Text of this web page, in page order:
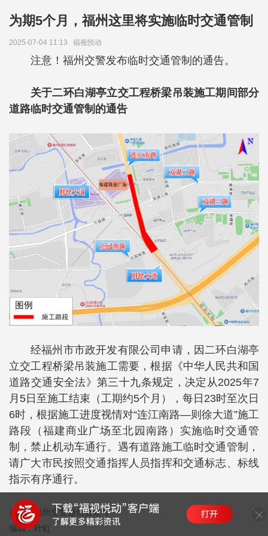
为期5个月，福州这里将实施临时交通管制
2025-07-04 11:13 福视悦动
注意！福州交警发布临时交通管制的通告。
关于二环白湖亭立交工程桥梁吊装施工期间部分
道路临时交通管制的通告
经福州市市政开发有限公司申请，因二环白湖亭
立交工程桥梁吊装施工需要，根据《中华人民共和国
道路交通安全法》第三十九条规定，决定从2025年7
月5日至施工结束（工期约5个月），每日23时至次日
6时，根据施工进度视情对“连江南路—则徐大道”施工
路段（福建商业广场至北园南路）实施临时交通管
制，禁止机动车通行。遇有道路施工临时交通管制，
请广大市民按照交通指挥人员指挥和交通标志、标线
指示有序通行。
来源：福州交警微信公众号
编辑：叶虹